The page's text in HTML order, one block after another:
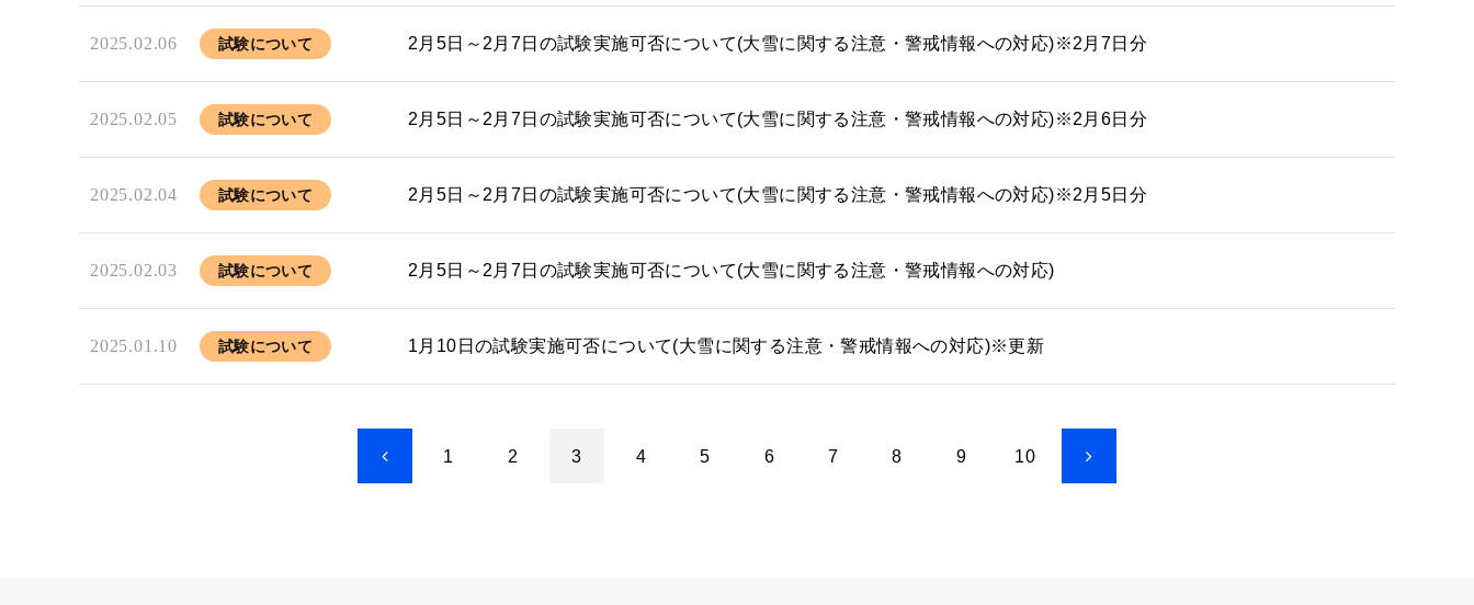
2025.02.06 試験について 2月5日～2月7日の試験実施可否について(大雪に関する注意・警戒情報への対応)※2月7日分
2025.02.05 試験について 2月5日～2月7日の試験実施可否について(大雪に関する注意・警戒情報への対応)※2月6日分
2025.02.04 試験について 2月5日～2月7日の試験実施可否について(大雪に関する注意・警戒情報への対応)※2月5日分
2025.02.03 試験について 2月5日～2月7日の試験実施可否について(大雪に関する注意・警戒情報への対応)
2025.01.10 試験について 1月10日の試験実施可否について(大雪に関する注意・警戒情報への対応)※更新
1 2 3 4 5 6 7 8 9 10